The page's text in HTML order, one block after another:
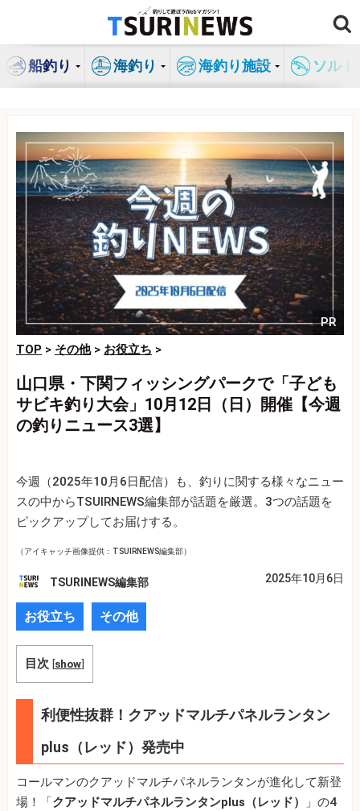
ン
船釣り 海釣り 海釣り施設 ソル
PR
TOP > その他> お役立ち >
山口県・下関フィッシングパークで「子ども
サビキ釣り大会」10月12日（日）開催【今週
の釣りニュース3選】
今週（2025年10月6日配信）も、釣りに関する様々なニュー
スの中からTSUIRNEWS編集部が話題を厳選。3つの話題を
ピックアップしてお届けする。
（アイキャッチ画像提供：TSUIRNEWS編集部）
TSURINEWS編集部 2025年10月6日
お役立ち その他
目次 [show]
利便性抜群！クアッドマルチパネルランタン
plus（レッド）発売中
コールマンのクアッドマルチパネルランタンが進化して新登
場！「クアッドマルチパネルランタンplus（レッド）
」の4